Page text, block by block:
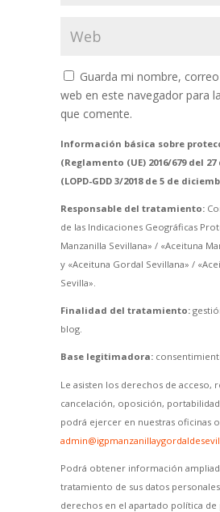
Guarda mi nombre,
web en este navegador para
que comente.
Información básica sobre
(Reglamento (UE) 2016/679 del 27
(LOPD-GDD 3/2018 de 5 de
Responsable del tratamiento:
de las Indicaciones Geográficas
Manzanilla Sevillana» / «Aceituna
y «Aceituna Gordal Sevillana» /
Sevilla».
Finalidad del tratamiento:
blog.
Base legitimadora:
Le asisten los derechos de acceso,
cancelación, oposición,
podrá ejercer en nuestras oficinas
Podrá obtener información
tratamiento de sus datos
derechos en el apartado política de